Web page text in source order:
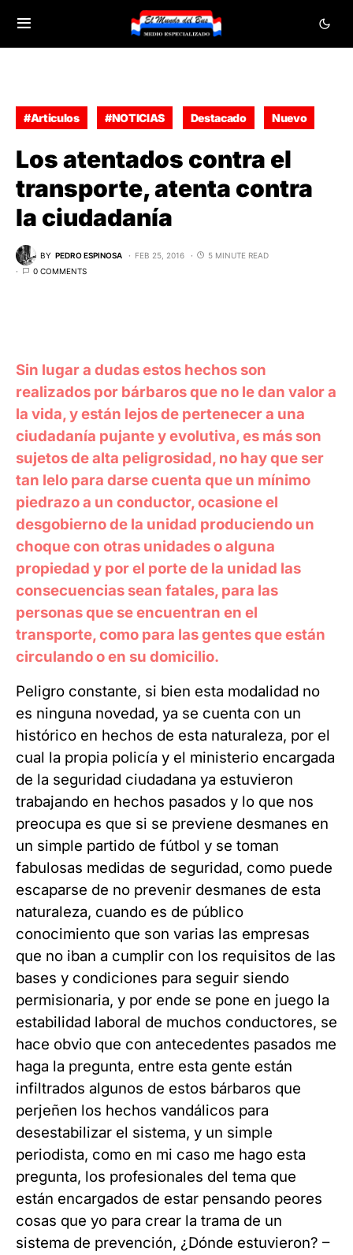
#Articulos #NOTICIAS Destacado Nuevo
Los atentados contra el
transporte, atenta contra
la ciudadanía
BY PEDRO ESPINOSA FEB 25, 2016
5 MINUTE READ
0 COMMENTS
Sin lugar a dudas estos hechos son
realizados por bárbaros que no le dan valor a
la vida, y están lejos de pertenecer a una
ciudadanía pujante y evolutiva, es más son
sujetos de alta peligrosidad, no hay que ser
tan lelo para darse cuenta que un mínimo
piedrazo a un conductor, ocasione el
desgobierno de la unidad produciendo un
choque con otras unidades o alguna
propiedad y por el porte de la unidad las
consecuencias sean fatales, para las
personas que se encuentran en el
transporte, como para las gentes que están
circulando o en su domicilio.
Peligro constante, si bien esta modalidad no
es ninguna novedad, ya se cuenta con un
histórico en hechos de esta naturaleza, por el
cual la propia policía y el ministerio encargada
de la seguridad ciudadana ya estuvieron
trabajando en hechos pasados y lo que nos
preocupa es que si se previene desmanes en
un simple partido de fútbol y se toman
fabulosas medidas de seguridad, como puede
escaparse de no prevenir desmanes de esta
naturaleza, cuando es de público
conocimiento que son varias las empresas
que no iban a cumplir con los requisitos de las
bases y condiciones para seguir siendo
permisionaria, y por ende se pone en juego la
estabilidad laboral de muchos conductores, se
hace obvio que con antecedentes pasados me
haga la pregunta, entre esta gente están
infiltrados algunos de estos bárbaros que
perjeñen los hechos vandálicos para
desestabilizar el sistema, y un simple
periodista, como en mi caso me hago esta
pregunta, los profesionales del tema que
están encargados de estar pensando peores
cosas que yo para crear la trama de un
sistema de prevención, ¿Dónde estuvieron? –